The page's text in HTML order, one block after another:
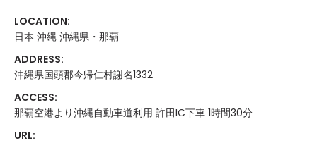
LOCATION:
日本 沖縄 沖縄県・那覇
ADDRESS:
沖縄県国頭郡今帰仁村謝名1332
ACCESS:
那覇空港より沖縄自動車道利用 許田IC下車 1時間30分
URL: